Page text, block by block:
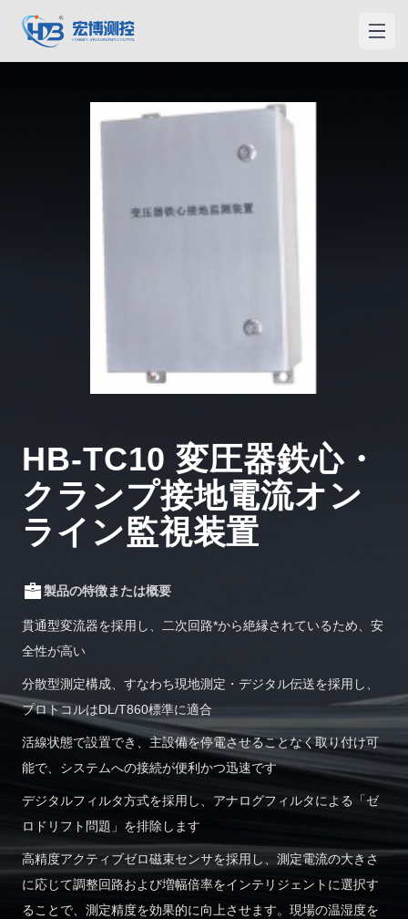
宏博測控
メニ
HB-TC10 変圧器鉄心・
クランプ接地電流オン
ライン監視装置
製品の特徴または概要
貫通型変流器を採用し、二次回路*から絶縁されているため、安
全性が高い
分散型測定構成、すなわち現地測定・デジタル伝送を採用し、
プロトコルはDL/T860標準に適合
活線状態で設置でき、主設備を停電させることなく取り付け可
能で、システムへの接続が便利かつ迅速です
デジタルフィルタ方式を採用し、アナログフィルタによる「ゼ
ロドリフト問題」を排除します
高精度アクティブゼロ磁束センサを採用し、測定電流の大きさ
に応じて調整回路および増幅倍率をインテリジェントに選択す
ることで、測定精度を効果的に向上させます。現場の温湿度を